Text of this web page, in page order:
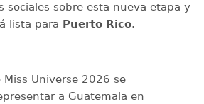
sociales sobre esta nueva etapa y
lista para Puerto Rico.
Miss Universe 2026 se
a Guatemala en